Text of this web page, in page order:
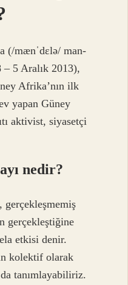
(/mænˈdɛlə/ man-
5 Aralık 2013),
Afrika’nın ilk
yapan Güney
aktivist, siyasetçi
nedir?
gerçekleştiğine
etkisi denir.
kolektif olarak
tanımlayabiliriz.